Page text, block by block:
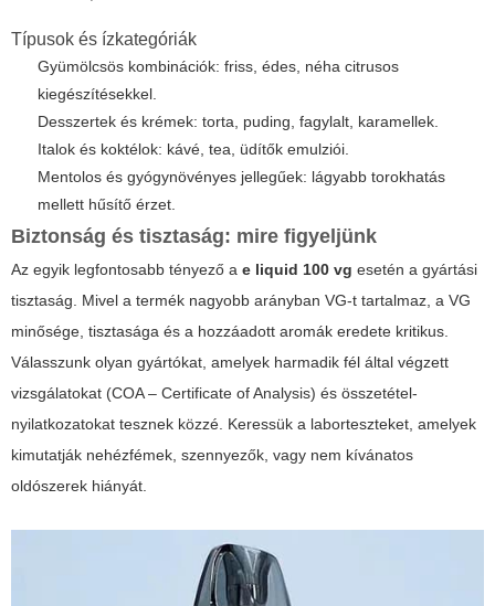
Típusok és ízkategóriák
Gyümölcsös kombinációk: friss, édes, néha citrusos
kiegészítésekkel.
Desszertek és krémek: torta, puding, fagylalt, karamellek.
Italok és koktélok: kávé, tea, üdítők emulziói.
Mentolos és gyógynövényes jellegűek: lágyabb torokhatás
mellett hűsítő érzet.
Biztonság és tisztaság: mire figyeljünk
Az egyik legfontosabb tényező a e liquid 100 vg esetén a gyártási
tisztaság. Mivel a termék nagyobb arányban VG-t tartalmaz, a VG
minősége, tisztasága és a hozzáadott aromák eredete kritikus.
Válasszunk olyan gyártókat, amelyek harmadik fél által végzett
vizsgálatokat (COA – Certificate of Analysis) és összetétel-
nyilatkozatokat tesznek közzé. Keressük a laborteszteket, amelyek
kimutatják nehézfémek, szennyezők, vagy nem kívánatos
oldószerek hiányát.